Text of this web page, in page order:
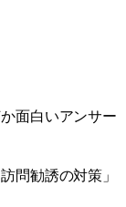
面白いアンサー
問勧誘の対策」